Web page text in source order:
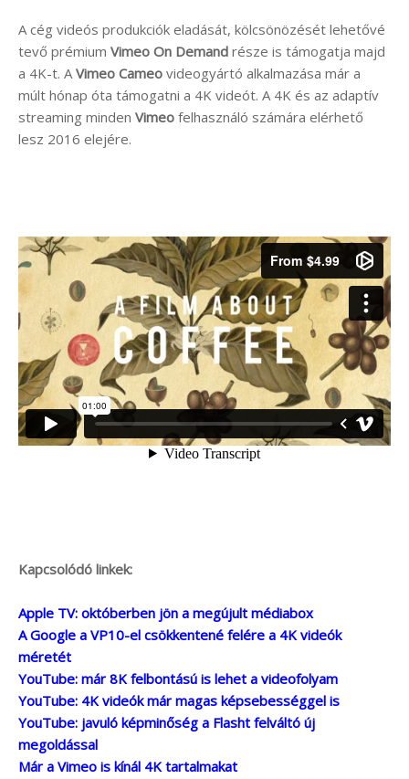
A cég videós produkciók eladását, kölcsönözését lehetővé
tevő prémium Vimeo On Demand része is támogatja majd
a 4K-t. AVimeo Cameo videogyártó alkalmazása már a
múlt hónap óta támogatni a 4K videót. A 4K és az adaptív
streaming minden Vimeo felhasználó számára elérhető
lesz 2016 elejére.
Kapcsolódó linkek:
Apple TV: októberben jön a megújult médiabox
A Google a VP10-el csökkentené felére a 4K videók
méretét
YouTube: már 8K felbontású is lehet a videofolyam
YouTube: 4K videók már magas képsebességgel is
YouTube: javuló képminőség a Flasht felváltó új
megoldással
Már a Vimeo is kínál 4K tartalmakat